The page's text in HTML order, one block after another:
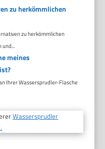
zu herkömmlichen
zu herkömmlichen
meines
Ihrer Wassersprudler-Flasche
Wassersprudler